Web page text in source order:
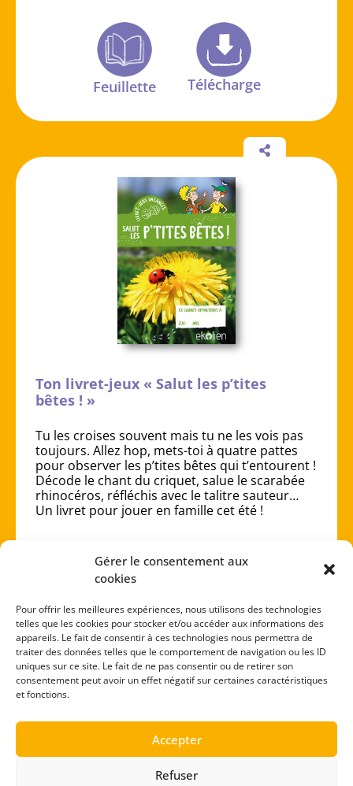
Gérer le consentement aux
cookies
Pour offrir les meilleures expériences, nous utilisons des technologies
telles que les cookies pour stocker et/ou accéder aux informations des
appareils. Le fait de consentir à ces technologies nous permettra de
traiter des données telles que le comportement de navigation ou les ID
uniques sur ce site. Le fait de ne pas consentir ou de retirer son
consentement peut avoir un effet négatif sur certaines caractéristiques
et fonctions.
Accepter
Refuser
Feuillette Télécharge
Ton livret-jeux « Salut les p’tites
bêtes ! »
Tu les croises souvent mais tu ne les vois pas
toujours. Allez hop, mets-toi à quatre pattes
pour observer les p’tites bêtes qui t’entourent !
Décode le chant du criquet, salue le scarabée
rhinocéros, réfléchis avec le talitre sauteur…
Un livret pour jouer en famille cet été !
Feuillette Télécharge
1 2 3